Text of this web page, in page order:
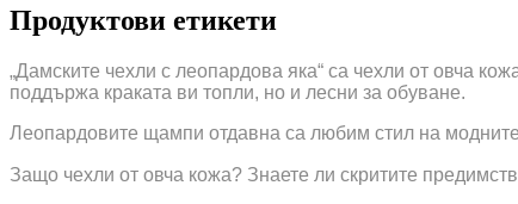
Продуктови етикети
„Дамските чехли с леопардова яка“ са чехли от овча
поддържа краката ви топли, но и лесни за обуване.
Леопардовите щампи отдавна са любим стил на
Защо чехли от овча кожа? Знаете ли скритите